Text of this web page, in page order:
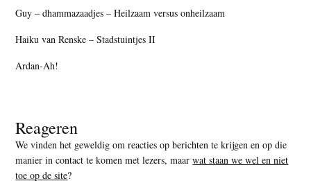
Guy – dhammazaadjes – Heilzaam versus onheilzaam
Haiku van Renske – Stadstuintjes II
Ardan-Ah!
Reageren
We vinden het geweldig om reacties op berichten te krijgen en op die
manier in contact te komen met lezers, maarwat staan we wel en niet
toe op de site?